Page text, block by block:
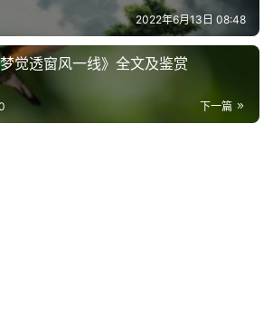
注册
2022年6月13日 08:48
觉透窗风一线》全文及鉴赏
下一篇